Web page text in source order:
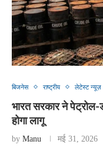
बिजनेस राष्ट्रीय लेटेस्ट न्यूज़
भारत सरकार ने
होगा लागू
by Manu मई 31, 2026